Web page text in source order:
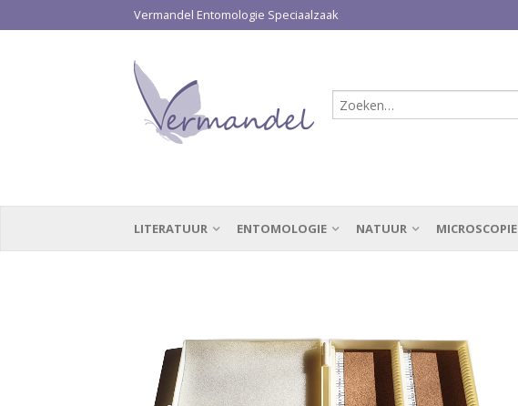
Vermandel Entomologie Speciaalzaak
LITERATUUR ENTOMOLOGIE NATUUR MICROSCOPIE